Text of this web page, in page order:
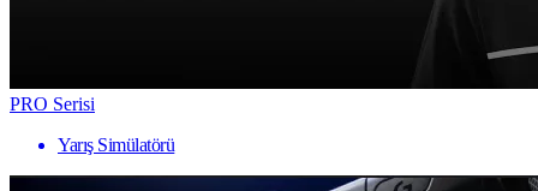
PRO Serisi
Yarış Simülatörü